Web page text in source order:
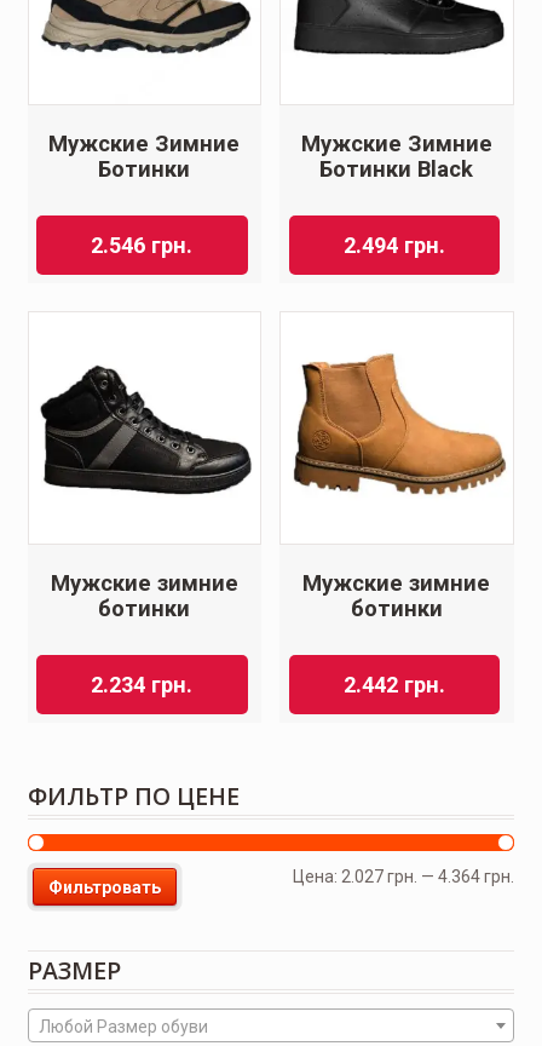
Мужские Зимние
Ботинки
2.546 грн.
Мужские Зимние
Ботинки Black
2.494 грн.
Мужские зимние
ботинки
2.234 грн.
Мужские зимние
ботинки
2.442 грн.
ФИЛЬТР ПО ЦЕНЕ
Фильтровать
Цена:2.027 грн. —4.364 грн.
РАЗМЕР
Любой Размер обуви